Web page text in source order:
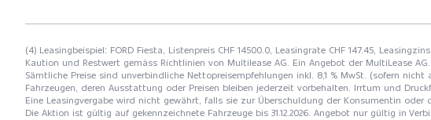
(4) Leasingbeispiel: FORD Fiesta, Listenpreis CHF 14500.0, Leasingrate CHF 147.45,
Kaution und Restwert gemäss Richtlinien von Multilease AG. Ein Angebot der MultiLease AG.
Sämtliche Preise sind unverbindliche Nettopreisempfehlungen inkl. 8,1 % MwSt. (sofern
Fahrzeugen, deren Ausstattung oder Preisen bleiben jederzeit vorbehalten. Irrtum und
Eine Leasingvergabe wird nicht gewährt, falls sie zur Überschuldung der Konsumentin oder
Die Aktion ist gültig auf gekennzeichnete Fahrzeuge bis 31.12.2026. Angebot nur gültig in